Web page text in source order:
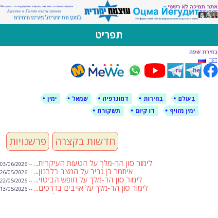
לימין עוצמה יהודית
אתר תמיכה ברוסית ובעברית
תפריט
דילוג
לתוכן
בעולם בחירות דמוגרפיה שמאל
ימין
ימין מזויף
דו קיום תשקורת
פרשנויות חדשות בקצרה
לימור סון הר-מלך על הטעות העיקרית... -- 03/06/2026
איתמר בן גביר על המצב בלבנון... -- 26/05/2026
לימור סון הר-מלך על חופש הביטוי... -- 22/05/2026
לימור סון הר-מלך על אויבים בדרכים... -- 13/05/2026
שבועת אמונים לדעאש